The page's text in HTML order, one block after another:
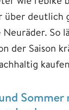
über deutlich
So
der Saison
Sommer